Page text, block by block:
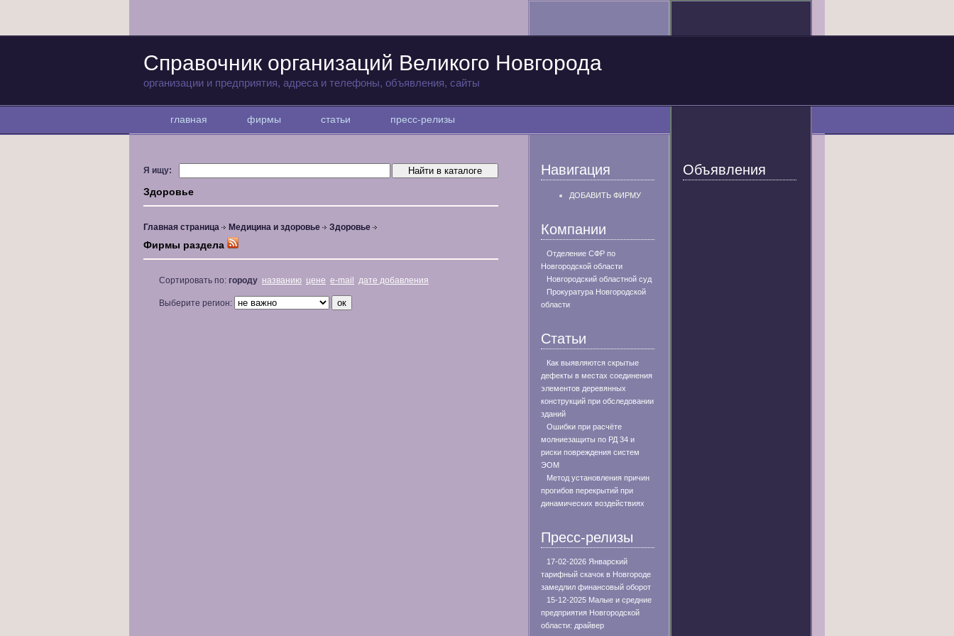
Справочник организаций Великого Новгорода
организации и предприятия, адреса и телефоны, объявления, сайты
главная фирмы статьи пресс-релизы
Я ищу:
Здоровье
Главная страница Медицина и здоровье Здоровье
Фирмы раздела
Сортировать по: городу названию цене e-mail дате добавления
Выберите регион:
Навигация
ДОБАВИТЬ ФИРМУ
Компании
Отделение СФР по
Новгородской области
Новгородский областной суд
Прокуратура Новгородской
области
Статьи
Как выявляются скрытые
дефекты в местах соединения
элементов деревянных
конструкций при обследовании
зданий
Ошибки при расчёте
молниезащиты по РД 34 и
риски повреждения систем
ЭОМ
Метод установления причин
прогибов перекрытий при
динамических воздействиях
Пресс-релизы
17-02-2026 Январский
тарифный скачок в Новгороде
замедлил финансовый оборот
15-12-2025 Малые и средние
предприятия Новгородской
области: драйвер
Объявления